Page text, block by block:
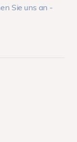
Sie uns an -